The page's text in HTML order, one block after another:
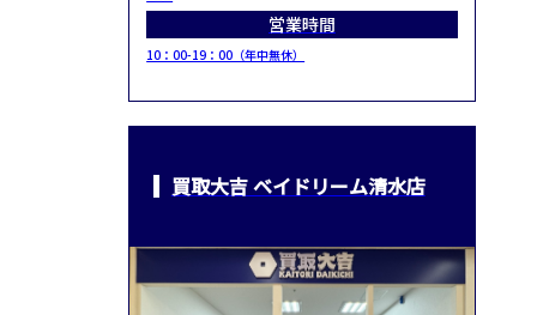
営業時間
10：00-19：00（年中無休）
買取大吉 ベイドリーム清水店